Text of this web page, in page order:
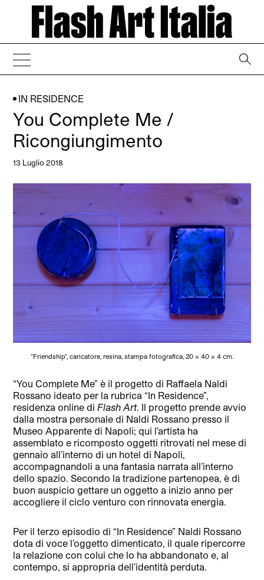
IN RESIDENCE
You Complete Me /
Ricongiungimento
13 Luglio 2018
"Friendship", caricatore, resina, stampa fotografica, 20 x 40 x 4 cm.
“You Complete Me” è il progetto di Raffaela Naldi
Rossano ideato per la rubrica “In Residence”,
residenza online di Flash Art. Il progetto prende avvio
dalla mostra personale di Naldi Rossano presso il
Museo Apparente di Napoli; qui l’artista ha
assemblato e ricomposto oggetti ritrovati nel mese di
gennaio all’interno di un hotel di Napoli,
accompagnandoli a una fantasia narrata all’interno
dello spazio. Secondo la tradizione partenopea, è di
buon auspicio gettare un oggetto a inizio anno per
accogliere il ciclo venturo con rinnovata energia.
Per il terzo episodio di “In Residence” Naldi Rossano
dota di voce l’oggetto dimenticato, il quale ripercorre
la relazione con colui che lo ha abbandonato e, al
contempo, si appropria dell’identità perduta.